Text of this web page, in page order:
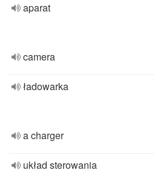
aparat
camera
ładowarka
a charger
układ sterowania